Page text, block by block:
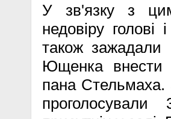
У зв'язку з
недовіру
також зажадали
Ющенка внести
пана Стельмаха.